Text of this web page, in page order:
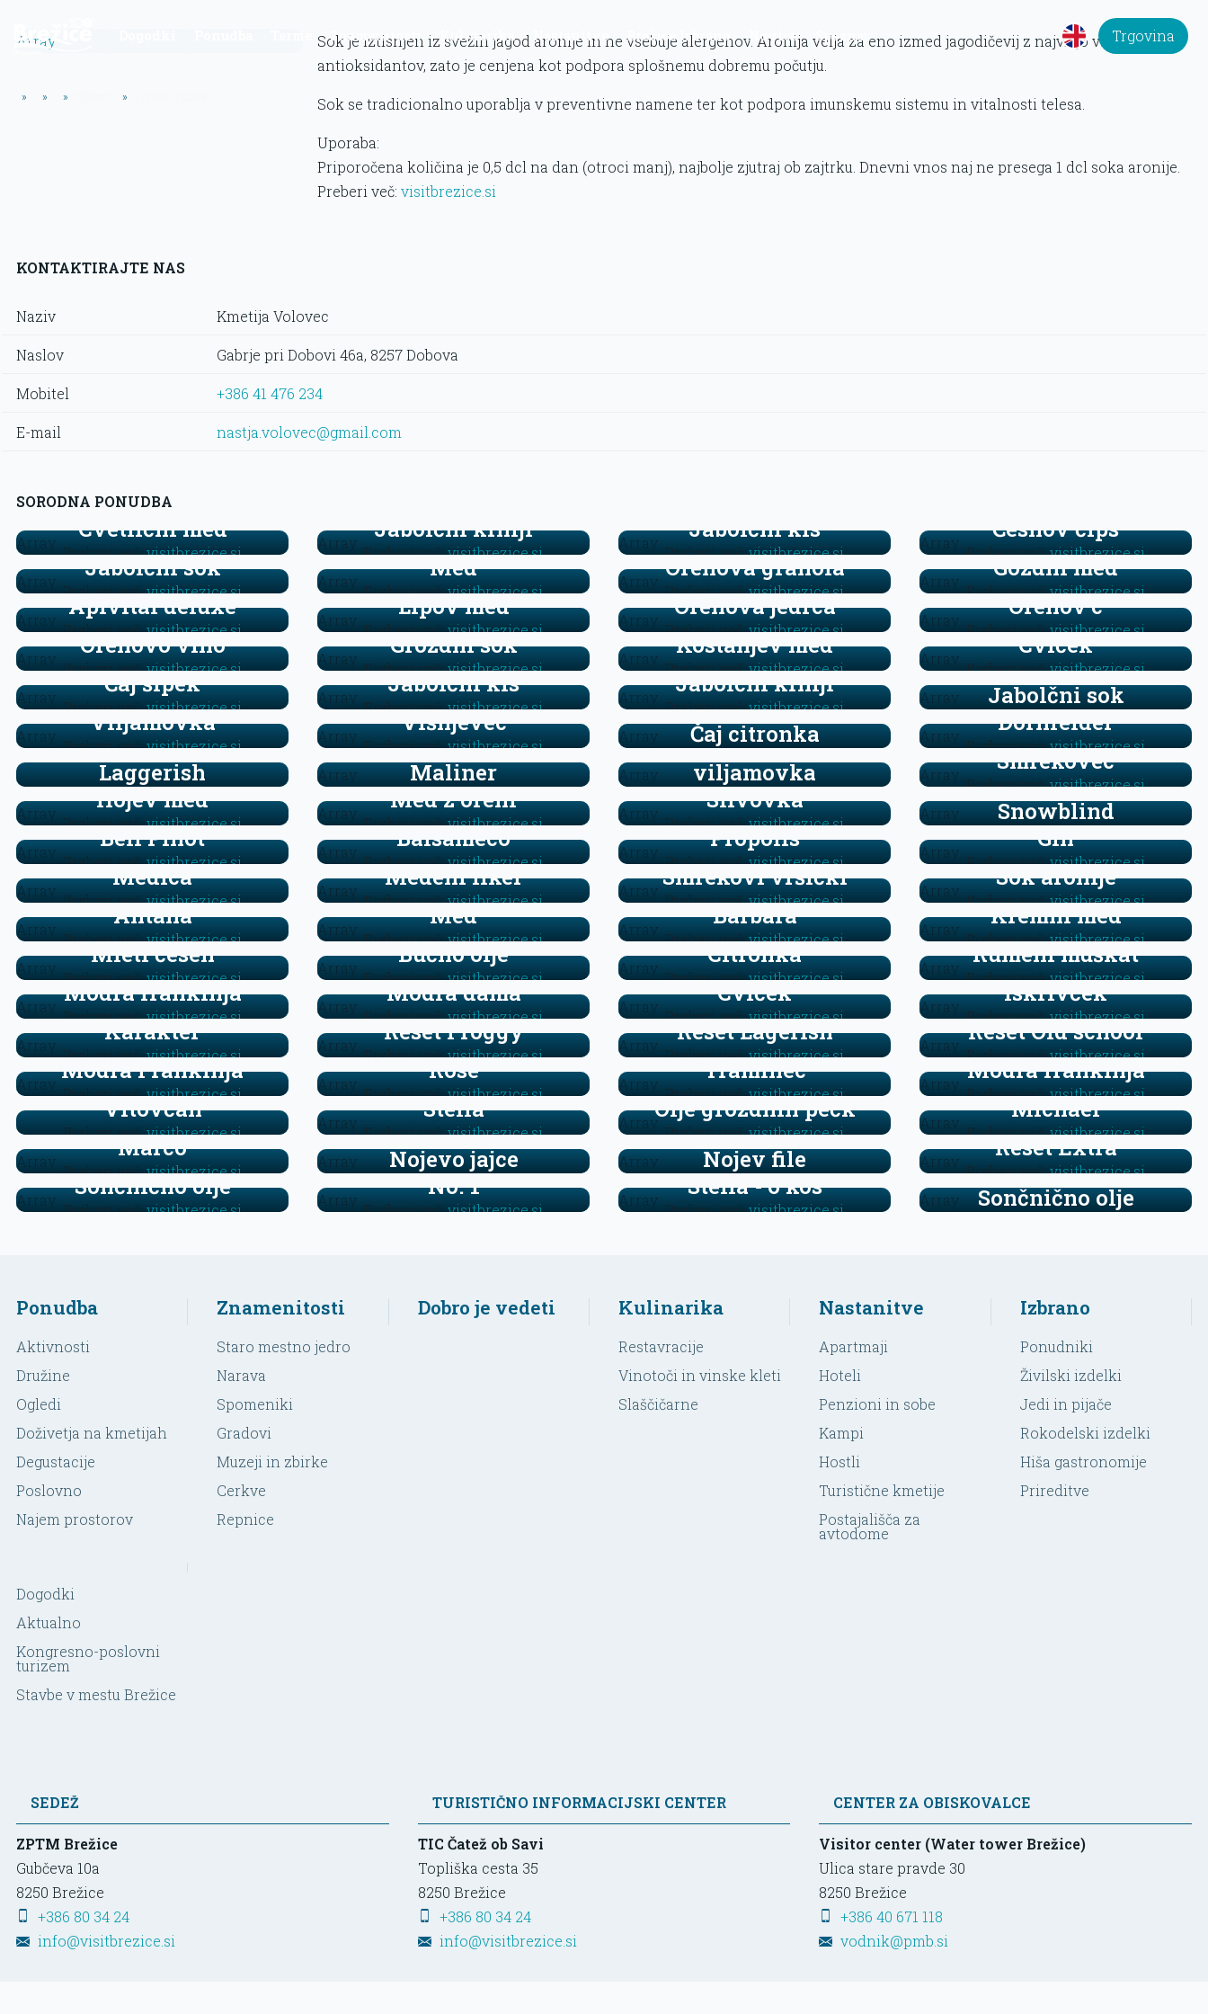
Znamenitosti Kulinarika Nastanitve Brežice Izbrano Novice Spoznaj Trgovina
» » » »
Array
Sok je iztisnjen iz svežih jagod aronije in ne vsebuje alergenov. Aronija velja za eno izmed jagodičevij z najvišjo vsebnostjo
antioksidantov, zato je cenjena kot podpora splošnemu dobremu počutju.
Sok se tradicionalno uporablja v preventivne namene ter kot podpora imunskemu sistemu in vitalnosti telesa.
Uporaba:
Priporočena količina je 0,5 dcl na dan (otroci manj), najbolje zjutraj ob zajtrku. Dnevni vnos naj ne presega 1 dcl soka aronije.
Preberi več: visitbrezice.si
KONTAKTIRAJTE NAS
Naziv Kmetija Volovec
Naslov Gabrje pri Dobovi 46a, 8257 Dobova
Mobitel +386 41 476 234
E-mail nastja.volovec@gmail.com
SORODNA PONUDBA
Cvetlični med
Preberi več:visitbrezice.si
Array Jabolčni krhlji
Preberi več:visitbrezice.si
Array Jabolčni kis
Preberi več:visitbrezice.si
Array Česnov čips
Preberi več:visitbrezice.si
Array
Jabolčni sok
Preberi več:visitbrezice.si
Array Med
Preberi več:visitbrezice.si
Array Orehova granola
Preberi več:visitbrezice.si
Array Gozdni med
Preberi več:visitbrezice.si
Array
Apivital deluxe
Preberi več:visitbrezice.si
Array Lipov med
Preberi več:visitbrezice.si
Array Orehova jedrca
Preberi več:visitbrezice.si
Array Orehov’c
Preberi več:visitbrezice.si
Array
Orehovo vino
Preberi več:visitbrezice.si
Array Grozdni sok
Preberi več:visitbrezice.si
Array Kostanjev med
Preberi več:visitbrezice.si
Array Cviček
Preberi več:visitbrezice.si
Array
Čaj šipek
Preberi več:visitbrezice.si
Array Jabolčni kis
Preberi več:visitbrezice.si
Array Jabolčni krhlji
Preberi več:visitbrezice.si
Array Jabolčni sok
Array
Viljamovka
Preberi več:visitbrezice.si
Array Višnjevec
Preberi več:visitbrezice.si
Array Čaj citronka
Array Dornfelder
Preberi več:visitbrezice.si
Array
Laggerish Maliner
Array
Medeni liker –
viljamovka
Array Smrekovec
Preberi več:visitbrezice.si
Array
Hojev med
Preberi več:visitbrezice.si
Array Med z orehi
Preberi več:visitbrezice.si
Array Slivovka
Preberi več:visitbrezice.si
Array Snowblind
Array
Beli Pinot
Preberi več:visitbrezice.si
Array Balsameco
Preberi več:visitbrezice.si
Array Propolis
Preberi več:visitbrezice.si
Array Gin
Preberi več:visitbrezice.si
Array
Medica
Preberi več:visitbrezice.si
Array Medeni liker
Preberi več:visitbrezice.si
Array Smrekovi vršički
Preberi več:visitbrezice.si
Array Sok aronije
Preberi več:visitbrezice.si
Array
Antana
Preberi več:visitbrezice.si
Array Med
Preberi več:visitbrezice.si
Array Barbara
Preberi več:visitbrezice.si
Array Kremni med
Preberi več:visitbrezice.si
Array
Mleti česen
Preberi več:visitbrezice.si
Array Bučno olje
Preberi več:visitbrezice.si
Array Citronka
Preberi več:visitbrezice.si
Array Rumeni muškat
Preberi več:visitbrezice.si
Array
Modra frankinja
Preberi več:visitbrezice.si
Array Modra dama
Preberi več:visitbrezice.si
Array Cviček
Preberi več:visitbrezice.si
Array Iskrivček
Preberi več:visitbrezice.si
Array
Karakter
Preberi več:visitbrezice.si
Array Reset Froggy
Preberi več:visitbrezice.si
Array Reset Lagerish
Preberi več:visitbrezice.si
Array Reset Old school
Preberi več:visitbrezice.si
Array
Modra Frankinja
Preberi več:visitbrezice.si
Array Rose
Preberi več:visitbrezice.si
Array Traminec
Preberi več:visitbrezice.si
Array Modra frankinja
Preberi več:visitbrezice.si
Array
Vitovčan
Preberi več:visitbrezice.si
Stella
Preberi več:visitbrezice.si
Array Olje grozdnih pečk
Preberi več:visitbrezice.si
Array Michael
Preberi več:visitbrezice.si
Array
Marco
Preberi več:visitbrezice.si
Array Nojevo jajce
Array Nojev file
Array Reset Extra
Preberi več:visitbrezice.si
Array
Sončnično olje
Preberi več:visitbrezice.si
Array No. 1
Preberi več:visitbrezice.si
Array Stella - 6 kos
Preberi več:visitbrezice.si
Array Sončnično olje
Array
Ponudba
Aktivnosti
Družine
Ogledi
Doživetja na kmetijah
Degustacije
Poslovno
Najem prostorov
Znamenitosti
Staro mestno jedro
Narava
Spomeniki
Gradovi
Muzeji in zbirke
Cerkve
Repnice
Dobro je vedeti Kulinarika
Restavracije
Vinotoči in vinske kleti
Slaščičarne
Nastanitve
Apartmaji
Hoteli
Penzioni in sobe
Kampi
Hostli
Turistične kmetije
Postajališča za
avtodome
Izbrano
Ponudniki
Živilski izdelki
Jedi in pijače
Rokodelski izdelki
Hiša gastronomije
Prireditve
Dogodki
Aktualno
Kongresno-poslovni
turizem
Stavbe v mestu Brežice
SEDEŽ
ZPTM Brežice
Gubčeva 10a
8250 Brežice
+386 80 34 24
info@visitbrezice.si
TURISTIČNO INFORMACIJSKI CENTER
TIC Čatež ob Savi
Topliška cesta 35
8250 Brežice
+386 80 34 24
info@visitbrezice.si
CENTER ZA OBISKOVALCE
Visitor center (Water tower Brežice)
Ulica stare pravde 30
8250 Brežice
+386 40 671 118
vodnik@pmb.si